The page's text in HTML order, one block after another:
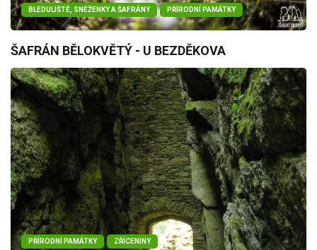
BLEDULIŠTĚ, SNĚŽENKY A ŠAFRÁNY PŘÍRODNÍ PAMÁTKY
ŠAFRÁN BĚLOKVĚTÝ - U BEZDĚKOVA
PŘÍRODNÍ PAMÁTKY ZŘÍCENINY